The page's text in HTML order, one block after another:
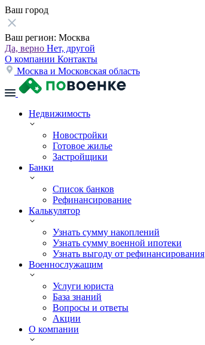
Ваш город
Ваш регион: Москва
Да, верно Нет, другой
О компании Контакты
Москва и Московская область
Недвижимость
Новостройки
Готовое жилье
Застройщики
Банки
Список банков
Рефинансирование
Калькулятор
Узнать сумму накоплений
Узнать сумму военной ипотеки
Узнать выгоду от рефинансирования
Военнослужащим
Услуги юриста
База знаний
Вопросы и ответы
Акции
О компании